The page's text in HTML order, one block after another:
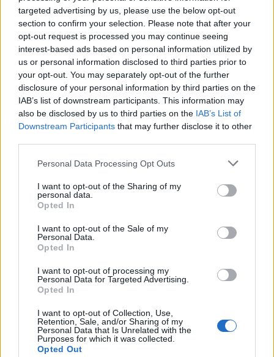
targeted advertising by us, please use the below opt-out
section to confirm your selection. Please note that after your
opt-out request is processed you may continue seeing
interest-based ads based on personal information utilized by
us or personal information disclosed to third parties prior to
your opt-out. You may separately opt-out of the further
disclosure of your personal information by third parties on the
IAB’s list of downstream participants. This information may
also be disclosed by us to third parties on the IAB’s List of
Downstream Participants that may further disclose it to other
Personal Data Processing Opt Outs
I want to opt-out of the Sharing of my
personal data.
Opted In
I want to opt-out of the Sale of my
Personal Data.
Opted In
I want to opt-out of processing my
Personal Data for Targeted Advertising.
Opted In
I want to opt-out of Collection, Use,
Retention, Sale, and/or Sharing of my
Personal Data that Is Unrelated with the
Purposes for which it was collected.
Opted Out
Zpravodajství
Středočeský kraj upravil pravidla soutěže.
Obce nově získají body i za předcházení
vzniku odpadu
NOVINKY
Obděnice vzpomínaly na filmovou legendu
6. 8. 2026